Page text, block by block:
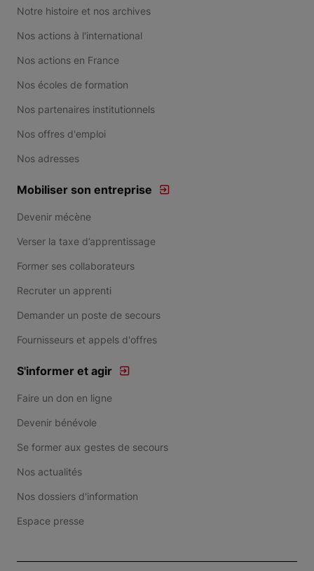
Notre histoire et nos archives
Nos actions à l'international
Nos actions en France
Nos écoles de formation
Nos partenaires institutionnels
Nos offres d'emploi
Nos adresses
Mobiliser son entreprise
Devenir mécène
Verser la taxe d’apprentissage
Former ses collaborateurs
Recruter un apprenti
Demander un poste de secours
Fournisseurs et appels d'offres
S'informer et agir
Faire un don en ligne
Devenir bénévole
Se former aux gestes de secours
Nos actualités
Nos dossiers d'information
Espace presse